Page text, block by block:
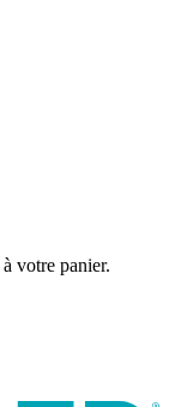
votre panier.